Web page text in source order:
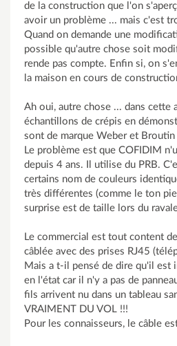
de la construction que l'on
avoir un problème ... mais c'est
Quand on demande une
possible qu'autre chose soit
rende pas compte. Enfin si, on
la maison en cours de
Ah oui, autre chose ... dans cette
échantillons de crépis en
sont de marque Weber et
Le problème est que COFIDIM
depuis 4 ans. Il utilise du PRB.
certains nom de couleurs
très différentes (comme le ton
surprise est de taille lors du
Le commercial est tout content
câblée avec des prises RJ45
Mais a t-il pensé de dire qu'il est
en l'état car il n'y a pas de
fils arrivent nu dans un tableau
VRAIMENT DU VOL !!!
Pour les connaisseurs, le câble